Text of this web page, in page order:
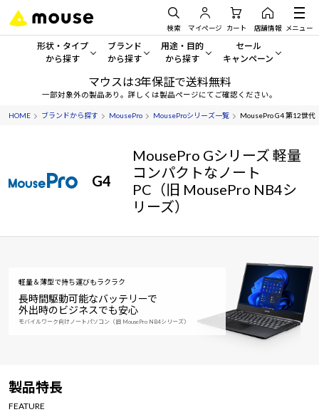
検索 マイページ カート 店舗情報 メニュー
形状・タイプ
から探す
形状・タイプから探す をすべてみる
デスクトップPC
タブレット
ディスプレイ
Windows 11|Copilot+ PC
ブランド
から探す
mouse
G TUNE
NEXTGEAR
用途・目的
から探す
一般向けパソコン
ゲーミングPC・ゲーム向けパソコン
クリエイティブ向け
ビジネス向けパソコン
AIおすすめパソコン
Windows 11|Copilot+ PC
セール
キャンペーン
セール・キャンペー
期間限定セール
アウトレットパソコン
すべて新品の旧モデル製品
Windows 11|Copilot+ PC
マウスは3年保証で送料無料
一部対象外の製品あり。詳しくは製品ページにてご確認ください。
HOME ブランドから探す MousePro MouseProシリーズ一覧 MousePro G4 第12世代
G4
MousePro Gシリーズ 軽量
コンパクトなノート
PC（旧 MousePro NB4シ
リーズ）
軽量＆薄型で持ち運びもラクラク
長時間駆動可能なバッテリーで
外出時のビジネスでも安心
モバイルワーク向けノートパソコン（旧 MousePro NB4シリーズ）
製品特長
FEATURE